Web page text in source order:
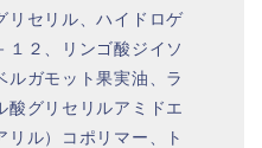
リセリル、ハイドロゲ
１２、リンゴ酸ジイソ
ルガモット果実油、ラ
酸グリセリルアミドエ
ル）コポリマー、ト